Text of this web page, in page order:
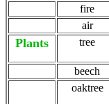
fire
air
Plants tree
beech
oaktree